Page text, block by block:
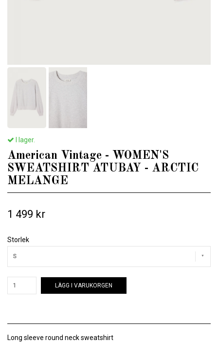
I lager.
American Vintage - WOMEN'S
SWEATSHIRT ATUBAY - ARCTIC
MELANGE
1 499 kr
Storlek
S
LÄGG I VARUKORGEN
Long sleeve round neck sweatshirt